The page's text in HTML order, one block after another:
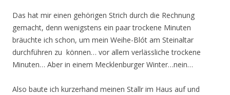
Das hat mir einen gehörigen Strich durch die Rechnung
gemacht, denn wenigstens ein paar trockene Minuten
bräuchte ich schon, um mein Weihe-Blót am Steinaltar
durchführen zu können… vor allem verlässliche trockene
Minuten… Aber in einem Mecklenburger Winter…nein…
Also baute ich kurzerhand meinen Stallr im Haus auf und